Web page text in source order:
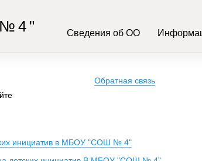
Сведения об ОО
Обратная связь
инициатив в МБОУ "СОШ № 4"